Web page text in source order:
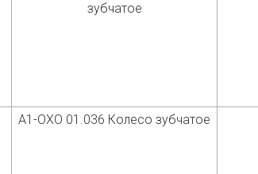
зубчатое
А1-ОХО 01.036 Колесо зубчатое